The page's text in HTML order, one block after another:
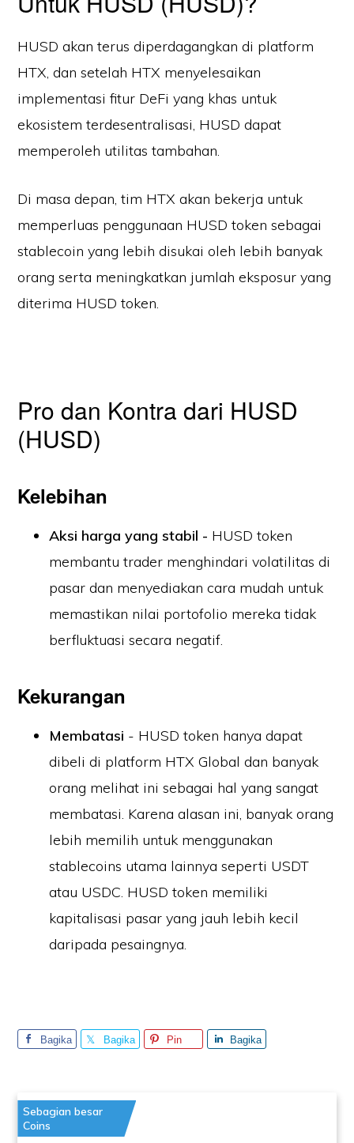
HUSD akan terus diperdagangkan di platform
HTX, dan setelah HTX menyelesaikan
implementasi fitur DeFi yang khas untuk
ekosistem terdesentralisasi, HUSD dapat
memperoleh utilitas tambahan.
Di masa depan, tim HTX akan bekerja untuk
memperluas penggunaan HUSD token sebagai
stablecoin yang lebih disukai oleh lebih banyak
orang serta meningkatkan jumlah eksposur yang
diterima HUSD token.
Pro dan Kontra dari HUSD
(HUSD)
Kelebihan
Aksi harga yang stabil - HUSD token
membantu trader menghindari volatilitas di
pasar dan menyediakan cara mudah untuk
memastikan nilai portofolio mereka tidak
berfluktuasi secara negatif.
Kekurangan
Membatasi - HUSD token hanya dapat
dibeli di platform HTX Global dan banyak
orang melihat ini sebagai hal yang sangat
membatasi. Karena alasan ini, banyak orang
lebih memilih untuk menggunakan
stablecoins utama lainnya seperti USDT
atau USDC. HUSD token memiliki
kapitalisasi pasar yang jauh lebih kecil
daripada pesaingnya.
Bagika
Bagika
Pin
Bagika
Sebagian besar
Coins